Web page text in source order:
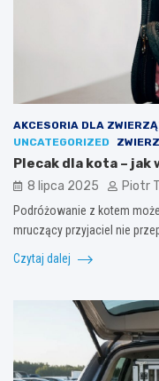
AKCESORIA DLA
UNCATEGORIZED
Plecak dla kota –
8 lipca 2025 Piotr
Podróżowanie z kotem
mruczący przyjaciel nie
Czytaj dalej